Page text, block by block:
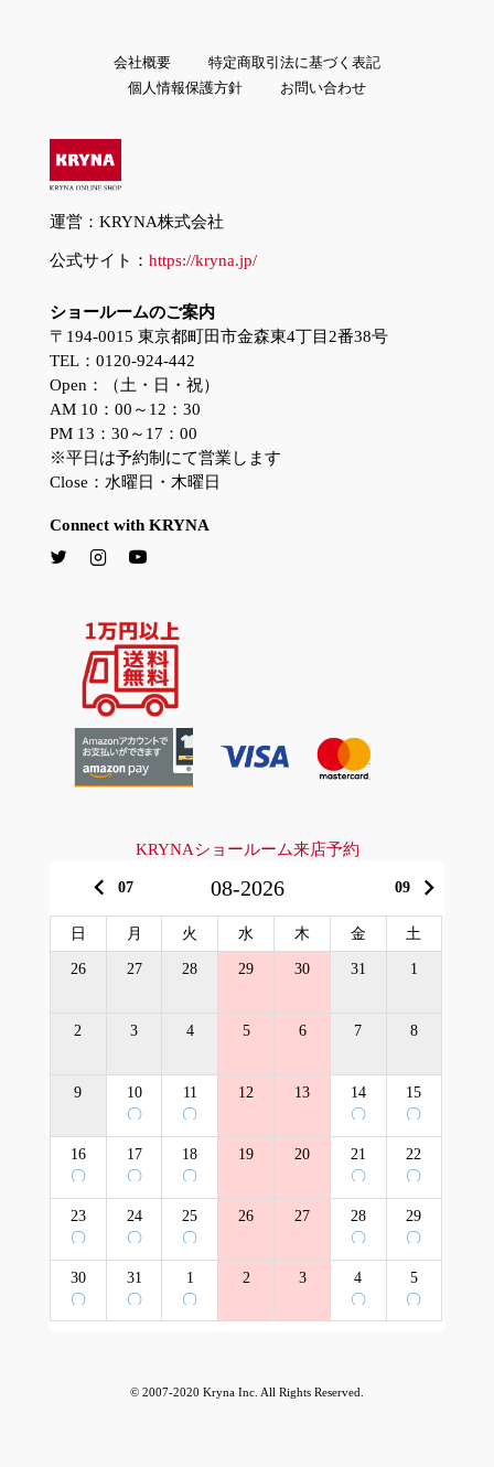
会社概要
特定商取引法に基づく表記
個人情報保護方針
お問い合わせ
運営：KRYNA株式会社
公式サイト： https://kryna.jp/
ショールームのご案内
〒194-0015 東京都町田市金森東4丁目2番38号
TEL：0120-924-442
Open：（土・日・祝）
AM 10：00～12：30
PM 13：30～17：00
※平日は予約制にて営業します
Close：水曜日・木曜日
Connect with KRYNA
KRYNAショールーム来店予約
keyboard_arrow_left 07 08-2026 09 keyboard_arrow_right
日 月 火 水 木 金 土
26 27 28 29 30 31 1
2 3 4 5 6 7 8
9 10
〇
11
〇
12 13 14
〇
15
〇
16
〇
17
〇
18
〇
19 20 21
〇
22
〇
23
〇
24
〇
25
〇
26 27 28
〇
29
〇
30
〇
31
〇
1
〇
2 3 4
〇
5
〇
© 2007-2020 Kryna Inc. All Rights Reserved.